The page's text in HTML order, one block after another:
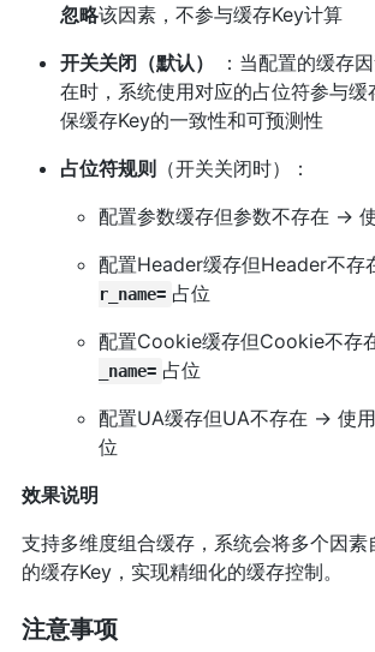
忽略该因素，不参与缓存Key计算
开关关闭（默认）
：当配置的缓存
在时，系统使用对应的占位符参与缓
保缓存Key的一致性和可预测性
占位符规则（开关关闭时）：
配置参数缓存但参数不存在 →
配置Header缓存但Header不
r_name= 占位
配置Cookie缓存但Cookie不存
_name= 占位
配置UA缓存但UA不存在 → 使用
位
效果说明
支持多维度组合缓存，系统会将多个因素
的缓存Key，实现精细化的缓存控制。
注意事项